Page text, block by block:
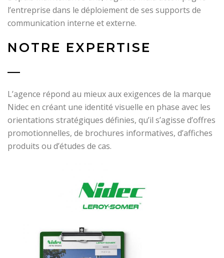
l’entreprise dans le déploiement de ses supports de
communication interne et externe.
NOTRE EXPERTISE
—
L’agence répond au mieux aux exigences de la marque
Nidec en créant une identité visuelle en phase avec les
orientations stratégiques définies, qu’il s’agisse d’offres
promotionnelles, de brochures informatives, d’affiches
produits ou d’études de cas.